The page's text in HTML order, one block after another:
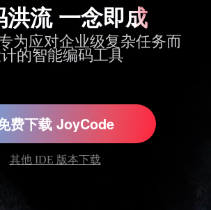
洪流 一念即成
为应对企业级复杂任务而
的智能编码工具
费下载 JoyCode
其他 IDE 版本下载